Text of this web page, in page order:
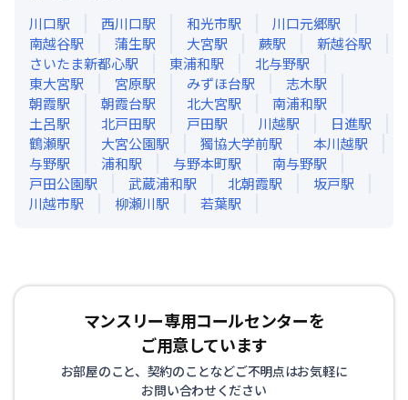
川口駅 西川口駅 和光市駅 川口元郷駅
南越谷駅 蒲生駅 大宮駅 蕨駅 新越谷駅
さいたま新都心駅 東浦和駅 北与野駅
東大宮駅 宮原駅 みずほ台駅 志木駅
朝霞駅 朝霞台駅 北大宮駅 南浦和駅
土呂駅 北戸田駅 戸田駅 川越駅 日進駅
鶴瀬駅 大宮公園駅 獨協大学前駅 本川越駅
与野駅 浦和駅 与野本町駅 南与野駅
戸田公園駅 武蔵浦和駅 北朝霞駅 坂戸駅
川越市駅 柳瀬川駅 若葉駅
マンスリー専用コールセンターを
ご用意しています
お部屋のこと、契約のことなどご不明点はお気軽に
お問い合わせください